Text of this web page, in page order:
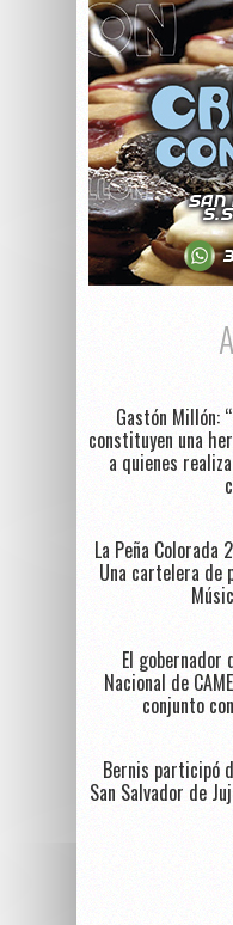
Gastón Millón:
constituyen una
a quienes
La Peña Colorada
Una cartelera de
El gobernador
Nacional de
conjunto
Bernis participó
San Salvador de